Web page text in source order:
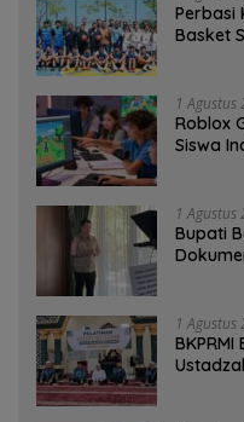
Perbasi
Basket
1 Agustus
Roblox
Siswa
1 Agustus
Bupati
1 Agustus